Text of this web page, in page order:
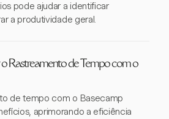
pode ajudar a identificar
a produtividade geral.
o Rastreamento de Tempo com o
de tempo com o Basecamp
aprimorando a eficiência